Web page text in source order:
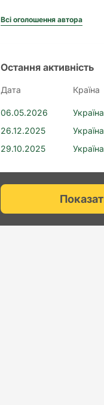
Всі оголошення автора
Остання активність
Дата Країна
06.05.2026 Україна
26.12.2025
Україна
29.10.2025
Україна